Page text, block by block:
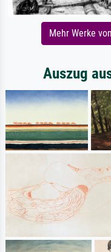
Mehr Werke
Auszug